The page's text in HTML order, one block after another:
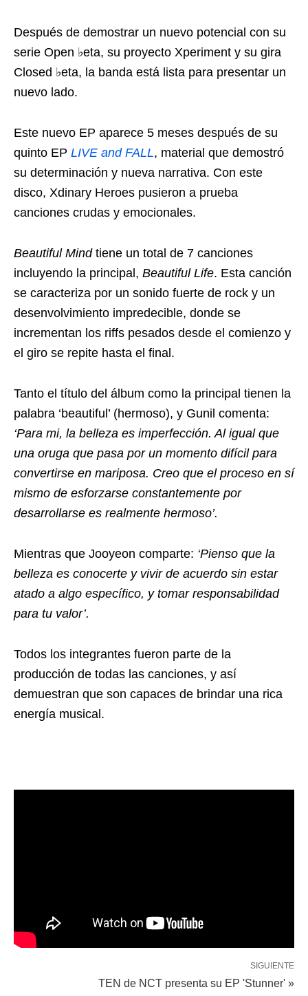
Después de demostrar un nuevo potencial con su
serie Open ♭eta, su proyecto Xperiment y su gira
Closed ♭eta, la banda está lista para presentar un
nuevo lado.
Este nuevo EP aparece 5 meses después de su
quinto EP LIVE and FALL, material que demostró
su determinación y nueva narrativa. Con este
disco, Xdinary Heroes pusieron a prueba
canciones crudas y emocionales.
Beautiful Mindtiene un total de 7 canciones
incluyendo la principal, Beautiful Life. Esta canción
se caracteriza por un sonido fuerte de rock y un
desenvolvimiento impredecible, donde se
incrementan los riffs pesados desde el comienzo y
el giro se repite hasta el final.
Tanto el título del álbum como la principal tienen la
palabra ‘beautiful’ (hermoso), y Gunil comenta:
‘Para mi, la belleza es imperfección. Al igual que
una oruga que pasa por un momento difícil para
convertirse en mariposa. Creo que el proceso en sí
mismo de esforzarse constantemente por
desarrollarse es realmente hermoso’.
Mientras que Jooyeon comparte: ‘Pienso que la
belleza es conocerte y vivir de acuerdo sin estar
atado a algo específico, y tomar responsabilidad
para tu valor’.
Todos los integrantes fueron parte de la
producción de todas las canciones, y así
demuestran que son capaces de brindar una rica
energía musical.
SIGUIENTE
TEN de NCT presenta su EP 'Stunner' »